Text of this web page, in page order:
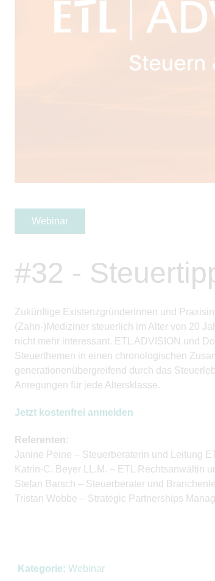
Webinar
#32 -
Zukünftige ExistenzgründerInnen und
(Zahn-)Mediziner steuerlich im Alter von 20
nicht mehr interessant. ETL ADVISION und
Steuerthemen in einen chronologischen
generationenübergreifend durch das
Anregungen für jede Altersklasse.
Jetzt kostenfrei anmelden
Referenten:
Janine Peine – Steuerberaterin und Leitung
Katrin-C. Beyer LL.M. – ETL Rechtsanwältin
Stefan Barsch – Steuerberater und
Tristan Wobbe – Strategic Partnerships
Kategorie: Webinar